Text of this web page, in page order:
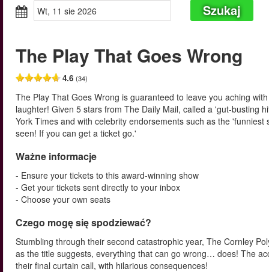
wt, 11 sie 2026
Szukaj
The Play That Goes Wrong
4.6 (34)
The Play That Goes Wrong is guaranteed to leave you aching with
laughter! Given 5 stars from The Daily Mail, called a 'gut-busting
York Times and with celebrity endorsements such as the 'funniest
seen! If you can get a ticket go.'
Ważne informacje
- Ensure your tickets to this award-winning show
- Get your tickets sent directly to your inbox
- Choose your own seats
Czego mogę się spodziewać?
Stumbling through their second catastrophic year, The Cornley
as the title suggests, everything that can go wrong… does! The
their final curtain call, with hilarious consequences!